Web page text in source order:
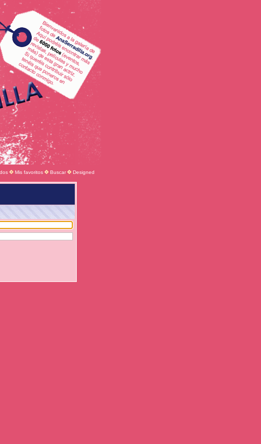
Mis favoritos Buscar Designed